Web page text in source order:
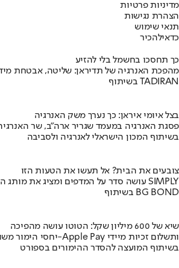
מדיניות פרטיות
הצהרת נגישות
תנאי שימוש
כדאילהכיר
כך תחסכו בחשמל בלי להזיע
מהפכת האנרגיה של תדיראן: שליטה, אבטחת
בשיתוף TADIRAN
בצל איומי איראן: כך נערך משק האנרגיה
פסגת האנרגיה במעמד שגריר ארה"ב, שר
בשיתוף המכון הישראלי לאנרגיה ולסביבה
צובעים את הבית? אל תעשו את הטעות הזו
מומחה BG BOND עושה סדר על המדפים ומציג את מותג הצבע SIMPLY
בשיתוף BG BOND
שיא של 600 מיליון שקל: הטוטו עושה מהפיכה
יחסי הימור משופרים, הפקדות ב-Apple Pay ותשלום זכיות מיידי
בשיתוף המועצה להסדר ההימורים בספורט